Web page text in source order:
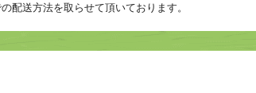
配送方法を取らせて頂いております。